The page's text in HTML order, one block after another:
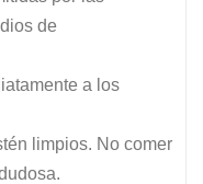
de
a los
limpios. No comer